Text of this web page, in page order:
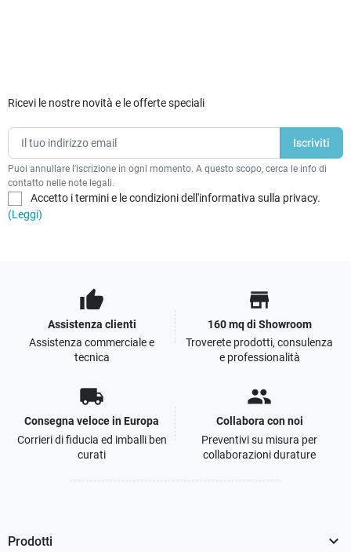
Ricevi le nostre novità e le offerte speciali
Puoi annullare l'iscrizione in ogni momento. A questo scopo, cerca le info di
contatto nelle note legali.
Accetto i termini e le condizioni dell'informativa sulla privacy.
(Leggi)
thumb_up
Assistenza clienti
Assistenza commerciale e
tecnica
store
160 mq di Showroom
Troverete prodotti, consulenza
e professionalità
local_shipping
Consegna veloce in Europa
Corrieri di fiducia ed imballi ben
curati
people
Collabora con noi
Preventivi su misura per
collaborazioni durature
Prodotti 